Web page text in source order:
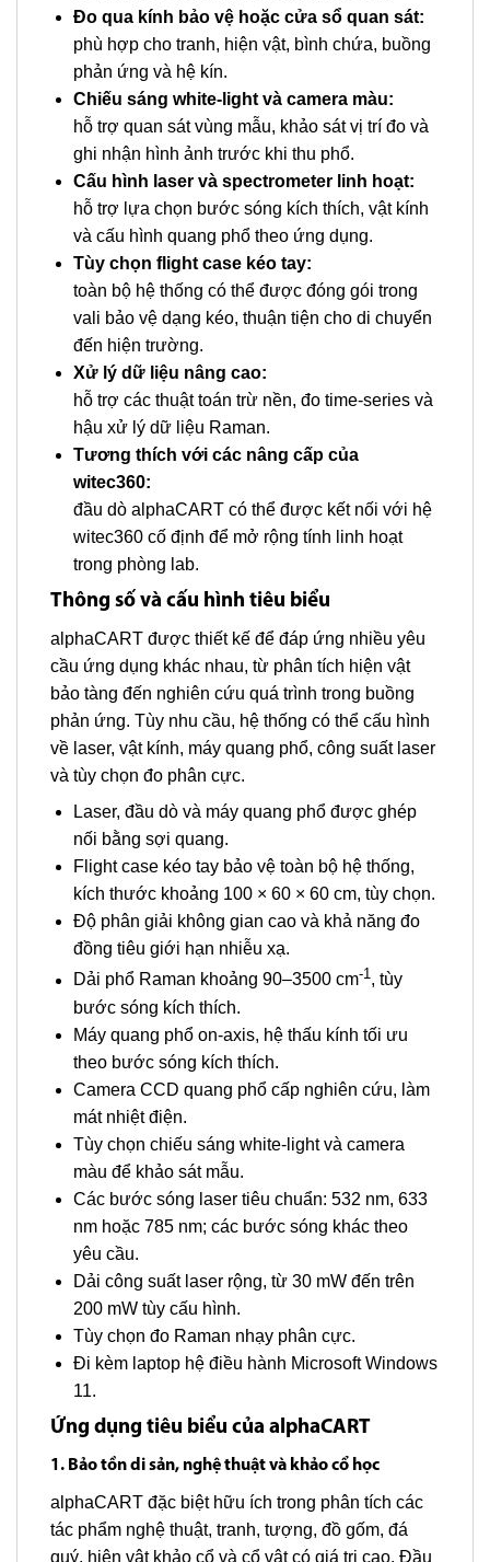
Đo qua kính bảo vệ hoặc cửa sổ quan sát:
phù hợp cho tranh, hiện vật, bình chứa, buồng
phản ứng và hệ kín.
Chiếu sáng white-light và camera màu:
hỗ trợ quan sát vùng mẫu, khảo sát vị trí đo và
ghi nhận hình ảnh trước khi thu phổ.
Cấu hình laser và spectrometer linh hoạt:
hỗ trợ lựa chọn bước sóng kích thích, vật kính
và cấu hình quang phổ theo ứng dụng.
Tùy chọn flight case kéo tay:
toàn bộ hệ thống có thể được đóng gói trong
vali bảo vệ dạng kéo, thuận tiện cho di chuyển
đến hiện trường.
Xử lý dữ liệu nâng cao:
hỗ trợ các thuật toán trừ nền, đo time-series và
hậu xử lý dữ liệu Raman.
Tương thích với các nâng cấp của
witec360:
đầu dò alphaCART có thể được kết nối với hệ
witec360 cố định để mở rộng tính linh hoạt
trong phòng lab.
Thông số và cấu hình tiêu biểu
alphaCART được thiết kế để đáp ứng nhiều yêu
cầu ứng dụng khác nhau, từ phân tích hiện vật
bảo tàng đến nghiên cứu quá trình trong buồng
phản ứng. Tùy nhu cầu, hệ thống có thể cấu hình
về laser, vật kính, máy quang phổ, công suất laser
và tùy chọn đo phân cực.
Laser, đầu dò và máy quang phổ được ghép
nối bằng sợi quang.
Flight case kéo tay bảo vệ toàn bộ hệ thống,
kích thước khoảng 100 × 60 × 60 cm, tùy chọn.
Độ phân giải không gian cao và khả năng đo
đồng tiêu giới hạn nhiễu xạ.
Dải phổ Raman khoảng 90–3500 cm-1, tùy
bước sóng kích thích.
Máy quang phổ on-axis, hệ thấu kính tối ưu
theo bước sóng kích thích.
Camera CCD quang phổ cấp nghiên cứu, làm
mát nhiệt điện.
Tùy chọn chiếu sáng white-light và camera
màu để khảo sát mẫu.
Các bước sóng laser tiêu chuẩn: 532 nm, 633
nm hoặc 785 nm; các bước sóng khác theo
yêu cầu.
Dải công suất laser rộng, từ 30 mW đến trên
200 mW tùy cấu hình.
Tùy chọn đo Raman nhạy phân cực.
Đi kèm laptop hệ điều hành Microsoft Windows
11.
Ứng dụng tiêu biểu của alphaCART
1. Bảo tồn di sản, nghệ thuật và khảo cổ học
alphaCART đặc biệt hữu ích trong phân tích các
tác phẩm nghệ thuật, tranh, tượng, đồ gốm, đá
quý, hiện vật khảo cổ và cổ vật có giá trị cao. Đầu